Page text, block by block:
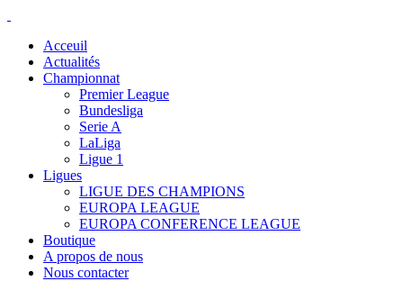
Acceuil
Actualités
Championnat
Premier League
Bundesliga
Serie A
LaLiga
Ligue 1
Ligues
LIGUE DES CHAMPIONS
EUROPA LEAGUE
EUROPA CONFERENCE LEAGUE
Boutique
A propos de nous
Nous contacter